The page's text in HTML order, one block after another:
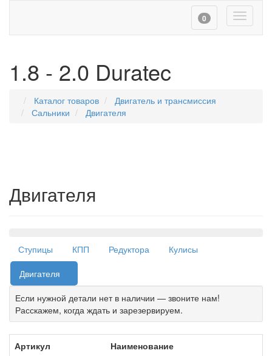
Toggle
0
1.8 - 2.0 Duratec
Каталог товаров
Двигатель и трансмиссия
Сальники
Двигателя
Двигателя
Ступицы
КПП Редуктора
Кулисы
Двигателя
Если нужной детали нет в наличии — звоните нам!
Расскажем, когда ждать и зарезервируем.
Артикул
Наименование